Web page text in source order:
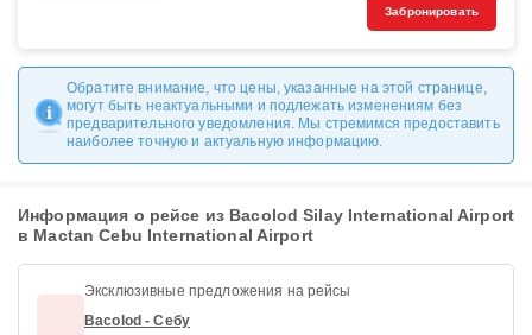
Забронировать
Обратите внимание, что цены, указанные на этой странице,
могут быть неактуальными и подлежать изменениям без
предварительного уведомления. Мы стремимся предоставить
наиболее точную и актуальную информацию.
Информация о рейсе из Bacolod Silay International Airport
в Mactan Cebu International Airport
Эксклюзивные предложения на рейсы
Bacolod - Себу